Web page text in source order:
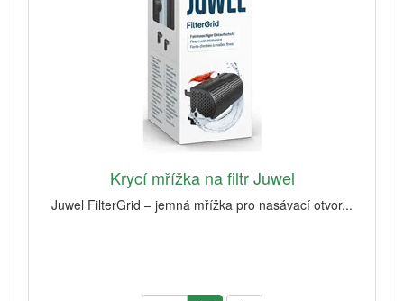
Krycí mřížka na filtr Juwel
Juwel FilterGrid – jemná mřížka pro nasávací otvor...